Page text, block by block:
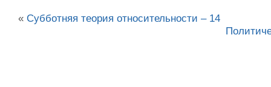
« Субботняя теория относительности – 14